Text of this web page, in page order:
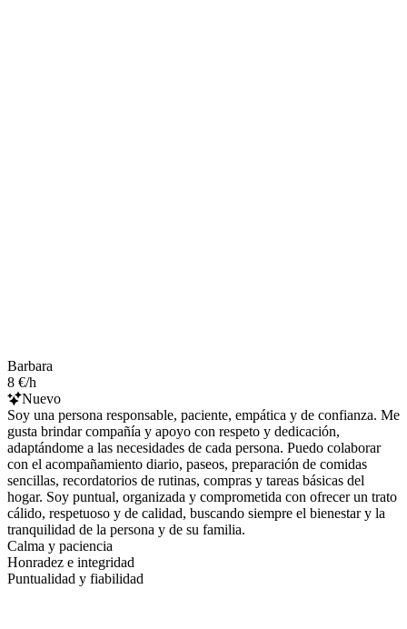
Barbara
8 €/h
Nuevo
Soy una persona responsable, paciente, empática y de confianza. Me
gusta brindar compañía y apoyo con respeto y dedicación,
adaptándome a las necesidades de cada persona. Puedo colaborar
con el acompañamiento diario, paseos, preparación de comidas
sencillas, recordatorios de rutinas, compras y tareas básicas del
hogar. Soy puntual, organizada y comprometida con ofrecer un trato
cálido, respetuoso y de calidad, buscando siempre el bienestar y la
tranquilidad de la persona y de su familia.
Calma y paciencia
Honradez e integridad
Puntualidad y fiabilidad